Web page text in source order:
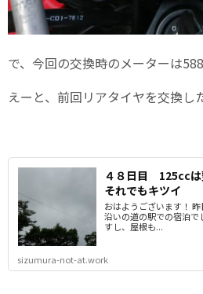
で、今回の交換時のメーターは
えーと、前回リアタイヤを交換し
４８日目 125ccは
それでもキツイ
おはようございます！
沿いの道の駅での宿泊で
すし、屋根も...
sizumura-not-at.work